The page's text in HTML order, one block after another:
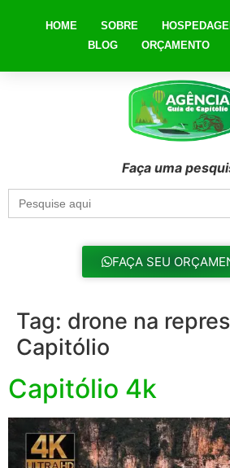
HOME SOBRE
BLOG
ORÇAMENTO
Faça uma
Search
for:
FAÇA SEU
Tag: drone na
Capitólio
Capitólio 4k